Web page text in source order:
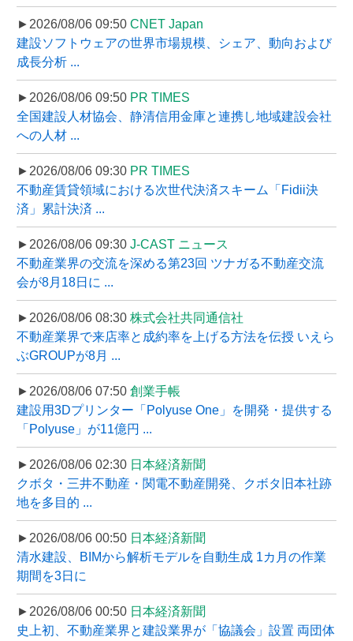
►2026/08/06 09:50 CNET Japan
建設ソフトウェアの世界市場規模、シェア、動向および
成長分析 ...
►2026/08/06 09:50 PR TIMES
全国建設人材協会、静清信用金庫と連携し地域建設会社
への人材 ...
►2026/08/06 09:30 PR TIMES
不動産賃貸領域における次世代決済スキーム「Fidii決
済」累計決済 ...
►2026/08/06 09:30 J-CAST ニュース
不動産業界の交流を深める第23回 ツナガる不動産交流
会が8月18日に ...
►2026/08/06 08:30 株式会社共同通信社
不動産業界で来店率と成約率を上げる方法を伝授 いえら
ぶGROUPが8月 ...
►2026/08/06 07:50 創業手帳
建設用3Dプリンター「Polyuse One」を開発・提供する
「Polyuse」が11億円 ...
►2026/08/06 02:30 日本経済新聞
クボタ・三井不動産・関電不動産開発、クボタ旧本社跡
地を多目的 ...
►2026/08/06 00:50 日本経済新聞
清水建設、BIMから解析モデルを自動生成 1カ月の作業
期間を3日に
►2026/08/06 00:50 日本経済新聞
史上初、不動産業界と建設業界が「協議会」設置 両団体